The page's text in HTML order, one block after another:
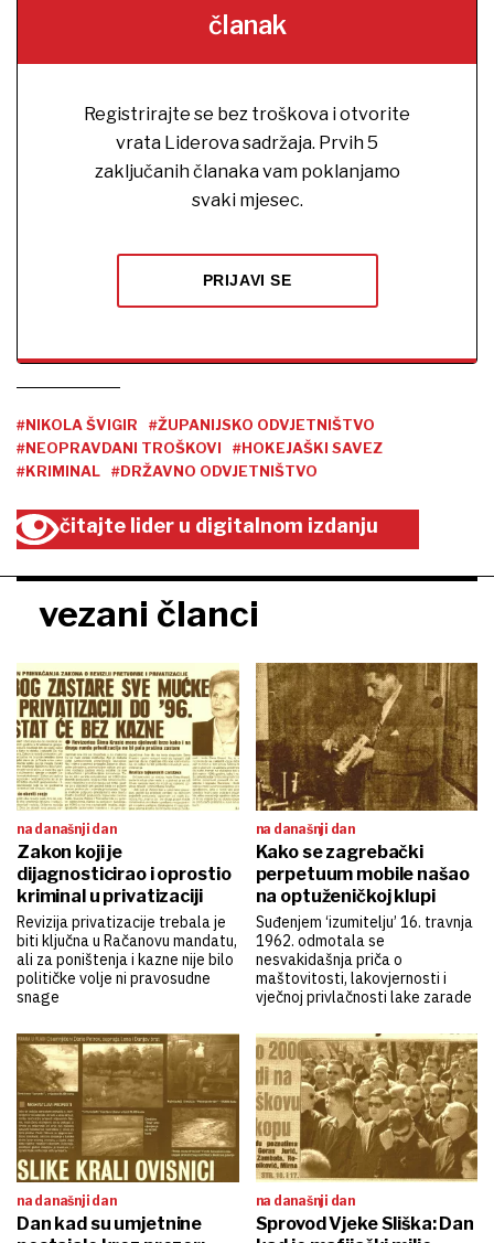
članak
Registrirajte se bez troškova i otvorite
vrata Liderova sadržaja. Prvih 5
zaključanih članaka vam poklanjamo
svaki mjesec.
PRIJAVI SE
#NIKOLA ŠVIGIR
#ŽUPANIJSKO ODVJETNIŠTVO
#NEOPRAVDANI TROŠKOVI
#HOKEJAŠKI SAVEZ
#KRIMINAL
#DRŽAVNO ODVJETNIŠTVO
čitajte lider u digitalnom izdanju
vezani članci
na današnji dan
Zakon koji je
dijagnosticirao i oprostio
kriminal u privatizaciji
Revizija privatizacije trebala je
biti ključna u Račanovu mandatu,
ali za poništenja i kazne nije bilo
političke volje ni pravosudne
snage
na današnji dan
Kako se zagrebački
perpetuum mobile našao
na optuženičkoj klupi
Suđenjem ‘izumitelju’ 16. travnja
1962. odmotala se
nesvakidašnja priča o
maštovitosti, lakovjernosti i
vječnoj privlačnosti lake zarade
na današnji dan
Dan kad su umjetnine
na današnji dan
Sprovod Vjeke Sliška: Dan